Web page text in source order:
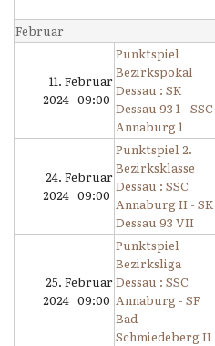
Februar
11. Februar
2024 09:00
Punktspiel
Bezirkspokal
Dessau : SK
Dessau 93 1 - SSC
Annaburg 1
24. Februar
2024 09:00
Punktspiel 2.
Bezirksklasse
Dessau : SSC
Annaburg II - SK
Dessau 93 VII
25. Februar
2024 09:00
Punktspiel
Bezirksliga
Dessau : SSC
Annaburg - SF
Bad
Schmiedeberg II